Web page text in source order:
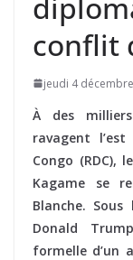
conflit
jeudi 4
À des
ravagent
Congo (RDC),
Kagame se
Blanche.
Donald
formelle d’un